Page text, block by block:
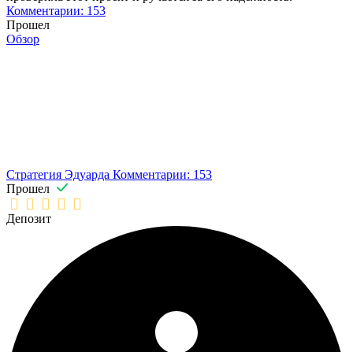
Комментарии: 153
Прошел
Обзор
Стратегия Эдуарда Комментарии: 153
Прошел
Депозит